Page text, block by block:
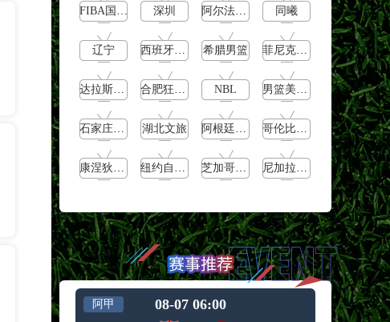
FIBA国际团结杯 深圳 阿尔法学院 同曦
辽宁 西班牙男篮 希腊男篮 菲尼克斯水星
达拉斯飞翼 合肥狂风峻茂 NBL 男篮美洲杯
石家庄翔蓝 湖北文旅 阿根廷男篮 哥伦比亚男篮
康涅狄格太阳 纽约自由人 芝加哥天空 尼加拉瓜男篮
阿甲 08-07 06:00